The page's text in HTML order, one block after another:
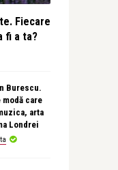
Fiecare
fi a ta?
Burescu.
care
arta
Londrei